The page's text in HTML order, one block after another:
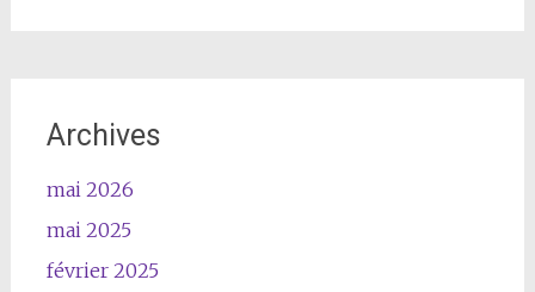
Archives
mai 2026
mai 2025
février 2025